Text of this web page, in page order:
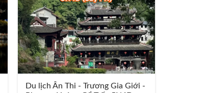
Du lịch Ân Thi - Trương Gia Giới -